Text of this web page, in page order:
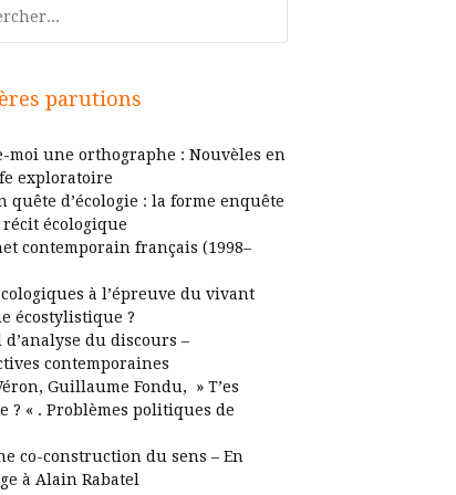
parutions
moi une orthographe : Nouvèles en
exploratoire
quête d’écologie : la forme enquête
écologique
contemporain français (1998–
à l’épreuve du vivant
écostylistique ?
du discours –
contemporaines
Guillaume Fondu, » T’es
? « . Problèmes politiques de
co-construction du sens – En
à Alain Rabatel